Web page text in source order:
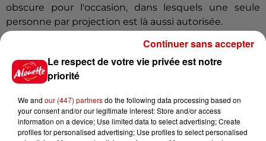
obscure pour l'occasion, dans lesquels une seule
personne par projection est là aussi autorisée.
L'opportunité de vivre une expérience nouvelle
d'après Jonas Holmberg :"la façon dont nous
consommons les films change la façon dont nous les
vivons".
(avec AFP)
Infos Voir plus
Le respect de votre vie privée est notre
priorité
We and our (447) partnersdo the following data processing based on
your consent and/or our legitimate interest: Store and/or access
information on a device; Use limited data to select advertising; Create
profiles for personalised advertising; Use profiles to select personalised
Continuer sans accepter